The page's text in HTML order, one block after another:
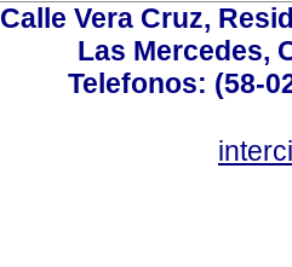
Calle Vera Cruz,
Las Mercedes,
Telefonos: (58-